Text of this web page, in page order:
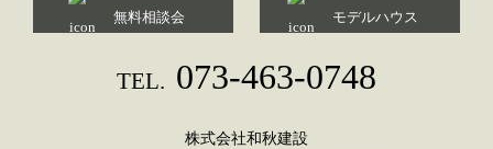
無料相談会 モデルハウス
TEL. 073-463-0748
株式会社和秋建設